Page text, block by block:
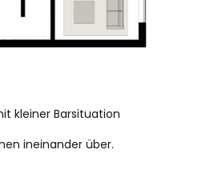
kleiner Barsituation
ineinander über.